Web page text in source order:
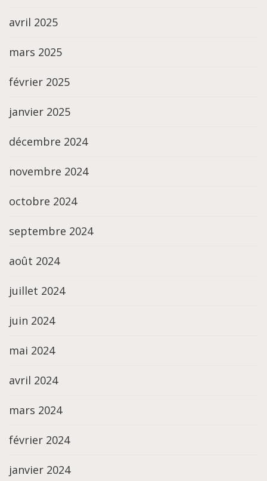
avril 2025
mars 2025
février 2025
janvier 2025
décembre 2024
novembre 2024
octobre 2024
septembre 2024
août 2024
juillet 2024
juin 2024
mai 2024
avril 2024
mars 2024
février 2024
janvier 2024